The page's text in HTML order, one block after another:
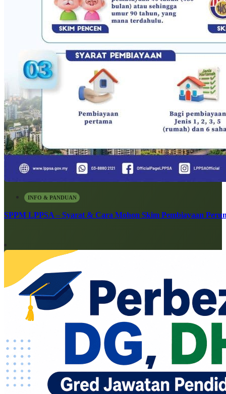
INFO & PANDUAN
SPPM LPPSA – Syarat & Cara Mohon Skim Pembiayaan